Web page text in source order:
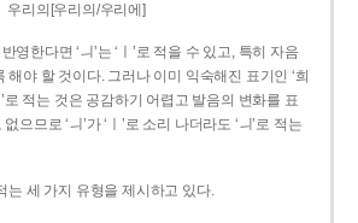
우리의[우리의/우리에]
영한다면 ‘ㅢ’는 ‘ㅣ’로 적을 수 있고, 특히 자음
해야 할 것이다. 그러나 이미 익숙해진 표기인 ‘희
’로 적는 것은 공감하기 어렵고 발음의 변화를 표
으므로 ‘ㅢ’가 ‘ㅣ’로 소리 나더라도 ‘ㅢ’로 적는
는 세 가지 유형을 제시하고 있다.